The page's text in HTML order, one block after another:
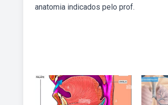
anatomia indicados pelo prof.